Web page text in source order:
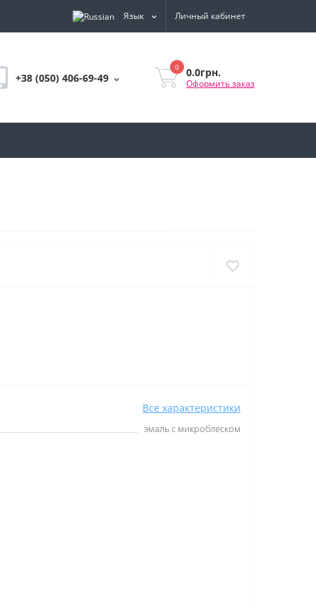
Язык Личный кабинет
+38 (050) 406-69-49
0 0.0грн.
Оформить заказ
Все характеристики
эмаль с микроблеском